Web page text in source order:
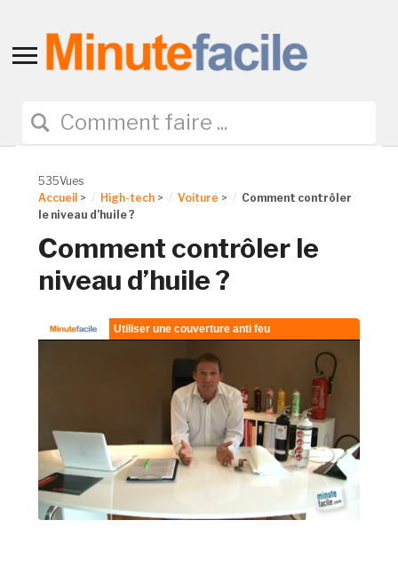
Toggle
navigation
535Vues
Accueil > High-tech > Voiture >
Comment contrôler
le niveau d’huile ?
Comment contrôler le
niveau d’huile ?